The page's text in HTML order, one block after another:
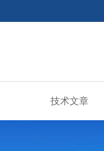
技术文章